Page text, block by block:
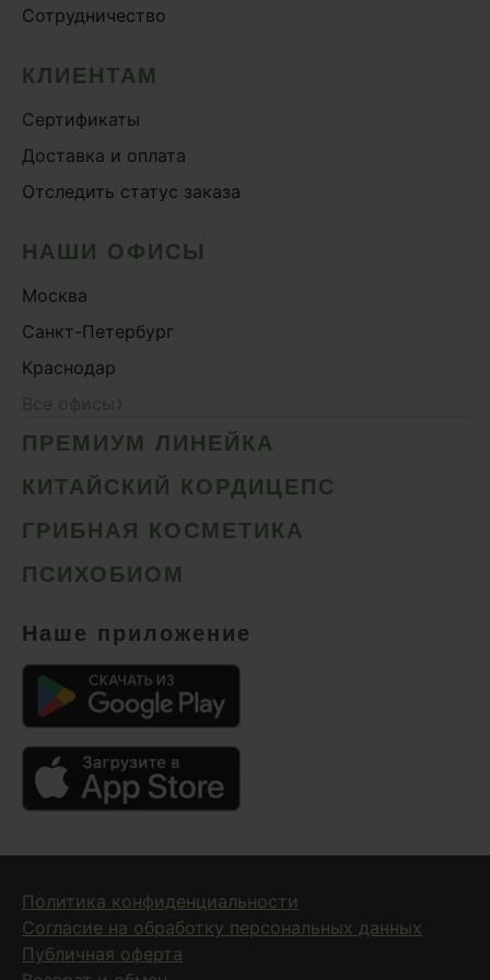
Онколинейка
Острое зрение
Память
Поддержка иммунитета
Пробиотики Психобиом
Продуктивность
Противовирусное
Расторопша
СДВГ
Снижение давления
Спокойствие и сон
Спортивное питание
Улучшение настроения
Чага
Энергия и выносливость
Сотрудничество
КЛИЕНТАМ
Сертификаты
Доставка и оплата
Отследить статус заказа
НАШИ ОФИСЫ
Москва
Санкт-Петербург
Краснодар
ПРЕМИУМ ЛИНЕЙКА
КИТАЙСКИЙ КОРДИЦЕПС
ГРИБНАЯ КОСМЕТИКА
ПСИХОБИОМ
Наше приложение
Политика конфиденциальности
Согласие на обработку персональных данных
Публичная оферта